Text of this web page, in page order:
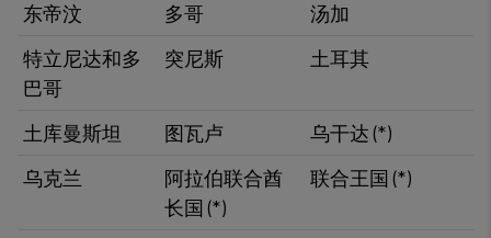
东帝汶 多哥
汤加
​特立尼达和多
巴哥
突尼斯 ​土耳其
土库曼斯坦 图瓦卢
乌干达​ (*)
乌克兰
阿拉伯联合酋
长国 (*)
​联合王国 (*)